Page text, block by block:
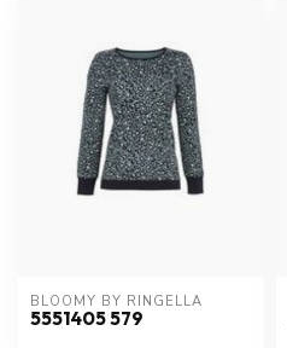
BLOOMY BY RINGELLA
5551405 579